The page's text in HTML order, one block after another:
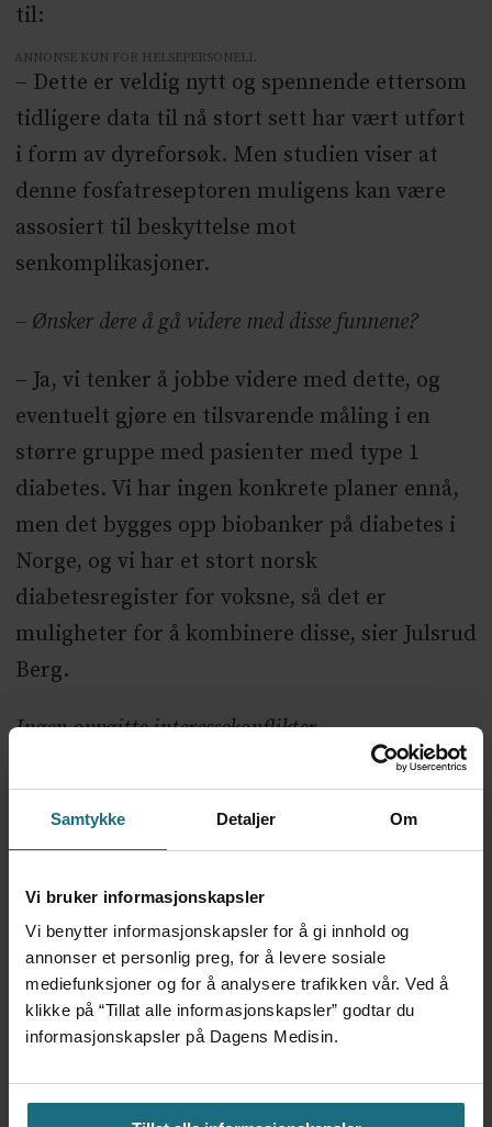
Samtykke Detaljer Om
Vi bruker informasjonskapsler
Vi benytter informasjonskapsler for å gi innhold og
annonser et personlig preg, for å levere sosiale
mediefunksjoner og for å analysere trafikken vår. Ved å
klikke på “Tillat alle informasjonskapsler” godtar du
informasjonskapsler på Dagens Medisin.
til:
ANNONSE KUN FOR HELSEPERSONELL
– Dette er veldig nytt og spennende ettersom
tidligere data til nå stort sett har vært utført
i form av dyreforsøk. Men studien viser at
denne fosfatreseptoren muligens kan være
assosiert til beskyttelse mot
senkomplikasjoner.
– Ønsker dere å gå videre med disse funnene?
– Ja, vi tenker å jobbe videre med dette, og
eventuelt gjøre en tilsvarende måling i en
større gruppe med pasienter med type 1
diabetes. Vi har ingen konkrete planer ennå,
men det bygges opp biobanker på diabetes i
Norge, og vi har et stort norsk
diabetesregister for voksne, så det er
muligheter for å kombinere disse, sier Julsrud
Berg.
Ingen oppgitte interessekonflikter.
NYHETER EASD 2020 DIABETES
Mest lest siste syv dager:
Vi trenger en grunnlov for
psykisk helsehjelp
3 dager siden